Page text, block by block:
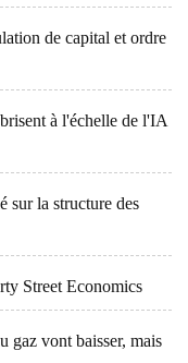
de capital et ordre
à l'échelle de l'IA
sur la structure des
Street Economics
gaz vont baisser, mais